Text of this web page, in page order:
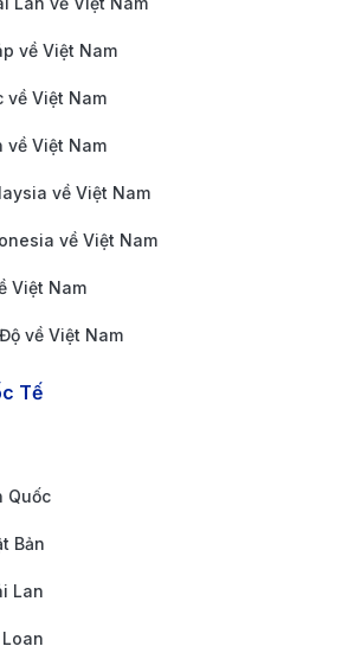
1.328.600
3.469.451
5.326.071
nhật giá vé chính xác và hỗ trợ
chuyển từ trung tâm
trung tâm Hà Nội
về Việt Nam
về Việt Nam
về Việt Nam
về Việt Nam
về Việt Nam
Việt Nam
về Việt Nam
Tế
Quốc
Bản
Lan